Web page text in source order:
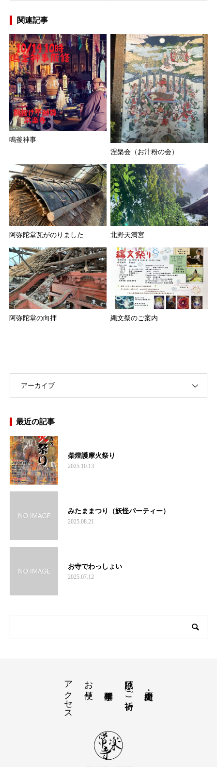
関連記事
鳴釜神事
涅槃会（お汁粉の会）
阿弥陀堂瓦がのりました 北野天満宮
阿弥陀堂の向拝 縄文祭のご案内
アーカイブ
最近の記事
柴燈護摩火祭り
2025.10.13
みたままつり（妖怪パーティー）
2025.08.21
お寺でわっしょい
2025.07.12
厄除け・ご祈祷
お便り
アクセス